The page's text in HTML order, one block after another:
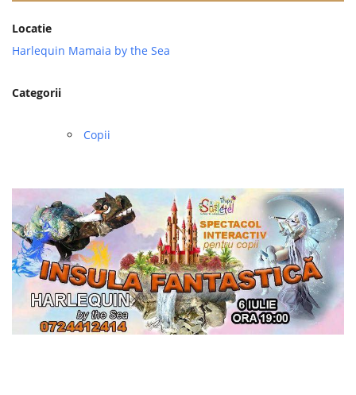
Locatie
Harlequin Mamaia by the Sea
Categorii
Copii